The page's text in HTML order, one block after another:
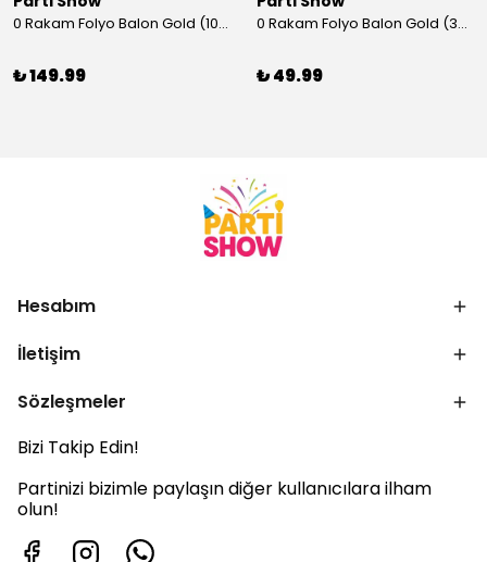
0 Rakam Folyo Balon Gold (100x70 cm)
₺ 149.99
0 Rakam Folyo Balon Gold (35 cm)
₺ 49.99
Hesabım
İletişim
Sözleşmeler
Bizi Takip Edin!
Partinizi bizimle paylaşın diğer kullanıcılara ilham
olun!